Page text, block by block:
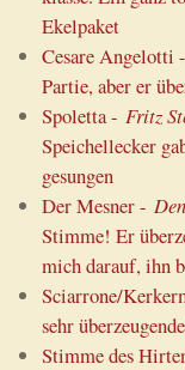
Ekelpaket
Cesare Angelotti -
Partie, aber er
Spoletta - Fritz
Speichellecker
gesungen
Der Mesner -
Stimme! Er
mich darauf, ihn
Sciarrone/
sehr
Stimme des